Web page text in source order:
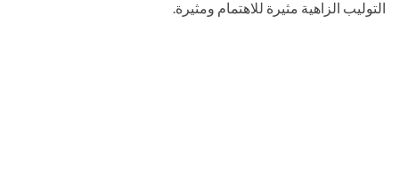
التوليب الزاهية مثيرة للاهتمام ومثيرة.